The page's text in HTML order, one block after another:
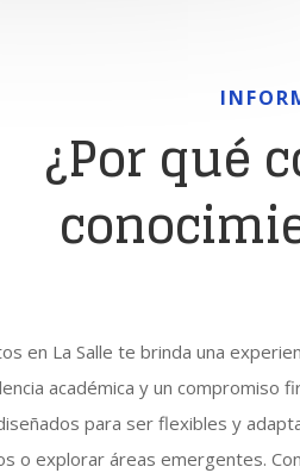
¿Por qué
en La Salle te brinda una
académica y un
para ser flexibles y
o explorar áreas emergentes.